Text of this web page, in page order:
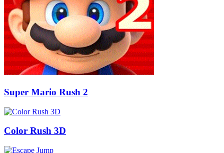
Super Mario Rush 2
Color Rush 3D